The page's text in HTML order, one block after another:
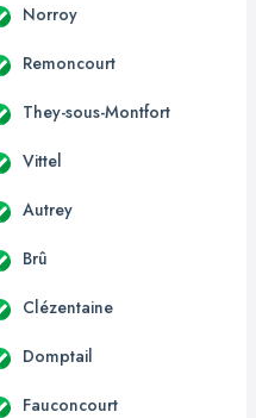
Norroy
Remoncourt
They-sous-Montfort
Vittel
Autrey
Brû
Clézentaine
Domptail
Fauconcourt